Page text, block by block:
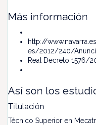
Más información
http://
es/2012/240/
Real Decreto 1576/
Así son los
Titulación
Técnico Superior en